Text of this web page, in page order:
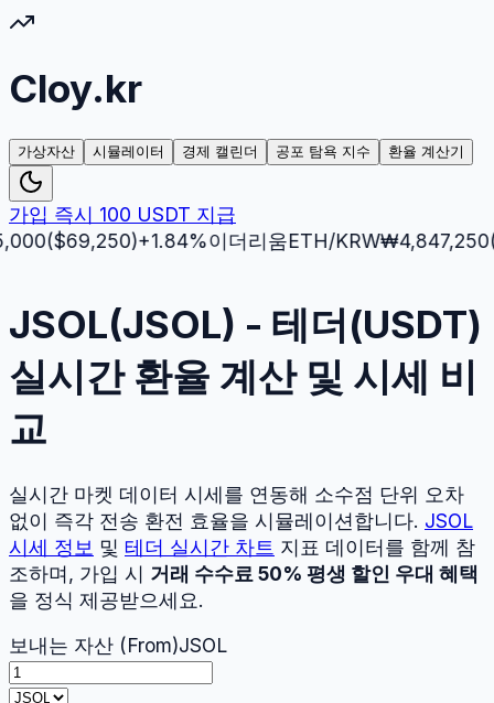
Cloy.kr
가상자산 시뮬레이터 경제 캘린더 공포 탐욕 지수 환율 계산기
가입 즉시 100 USDT 지급
69,250)+1.84%이더리움ETH/KRW₩4,847,250($
JSOL(JSOL) - 테더(USDT)
실시간 환율 계산 및 시세 비
교
실시간 마켓 데이터 시세를 연동해 소수점 단위 오차
없이 즉각 전송 환전 효율을 시뮬레이션합니다. JSOL
시세 정보 및 테더 실시간 차트 지표 데이터를 함께 참
조하며, 가입 시 거래 수수료 50% 평생 할인 우대 혜택
을 정식 제공받으세요.
보내는 자산 (From)JSOL